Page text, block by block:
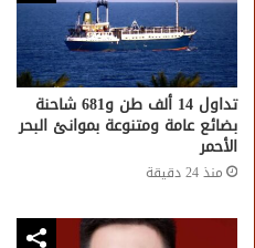
تداول 14 ألف طن و681 شاحنة
بضائع عامة ومتنوعة بموانئ البحر
الأحمر
منذ 24 دقيقة